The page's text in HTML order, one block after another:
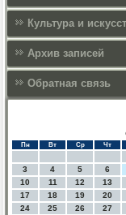
Культура и
Архив записей
Обратная связь
Пн Вт Ср Чт
3
4 5 6
10
11 12 13
17
18 19 20
24
25 26 27